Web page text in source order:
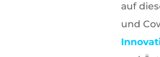
auf
und